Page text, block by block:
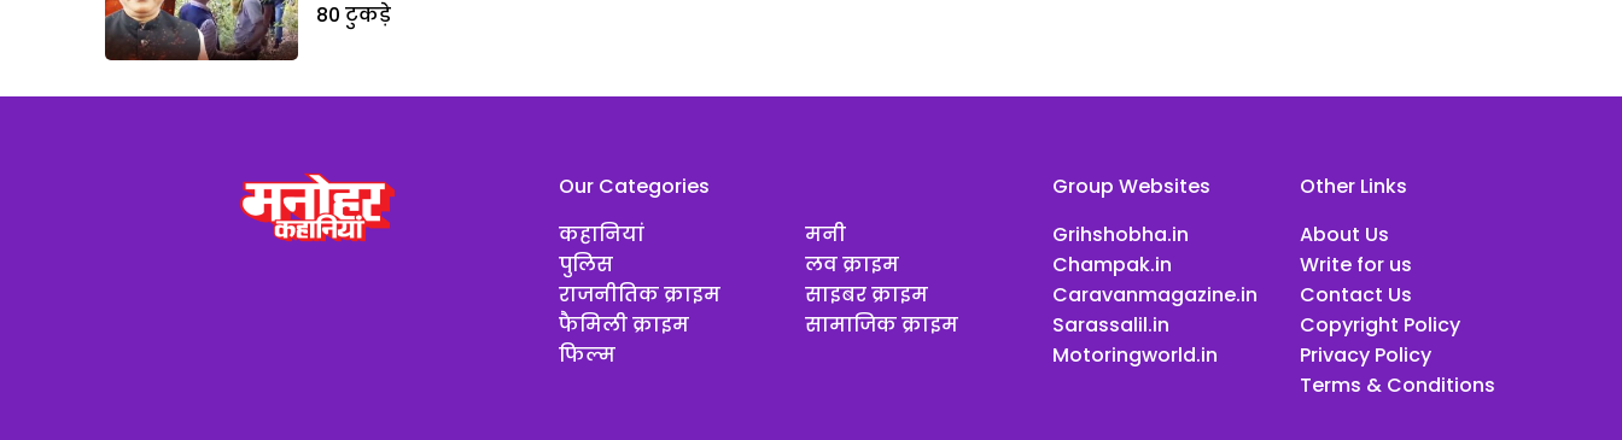
80 टुकड़े
Our Categories
कहानियां
पुलिस
राजनीतिक क्राइम
फैमिली क्राइम
फिल्म
मनी
लव क्राइम
साइबर क्राइम
सामाजिक क्राइम
Group Websites
Grihshobha.in
Champak.in
Caravanmagazine.in
Sarassalil.in
Motoringworld.in
Other Links
About Us
Write for us
Contact Us
Copyright Policy
Privacy Policy
Terms & Conditions